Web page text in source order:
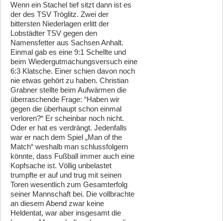
Wenn ein Stachel tief sitzt dann ist es
der des TSV Tröglitz. Zwei der
bittersten Niederlagen erlitt der
Lobstädter TSV gegen den
Namensfetter aus Sachsen Anhalt.
Einmal gab es eine 9:1 Schellte und
beim Wiedergutmachungsversuch eine
6:3 Klatsche. Einer schien davon noch
nie etwas gehört zu haben. Christian
Grabner stellte beim Aufwärmen die
überraschende Frage: “Haben wir
gegen die überhaupt schon einmal
verloren?“ Er scheinbar noch nicht.
Oder er hat es verdrängt. Jedenfalls
war er nach dem Spiel „Man of the
Match“ weshalb man schlussfolgern
könnte, dass Fußball immer auch eine
Kopfsache ist. Völlig unbelastet
trumpfte er auf und trug mit seinen
Toren wesentlich zum Gesamterfolg
seiner Mannschaft bei. Die vollbrachte
an diesem Abend zwar keine
Heldentat, war aber insgesamt die